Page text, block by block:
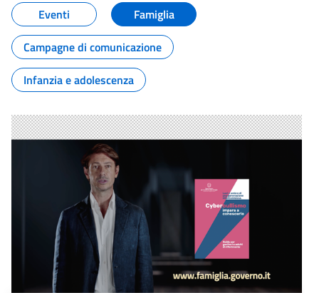
Eventi
Famiglia
Campagne di comunicazione
Infanzia e adolescenza